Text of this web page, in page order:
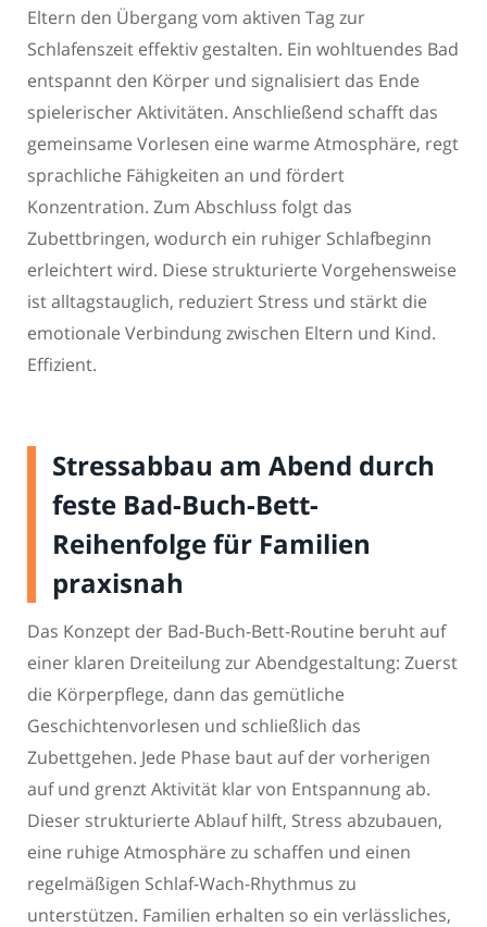
Eltern den Übergang vom aktiven Tag zur
Schlafenszeit effektiv gestalten. Ein wohltuendes Bad
entspannt den Körper und signalisiert das Ende
spielerischer Aktivitäten. Anschließend schafft das
gemeinsame Vorlesen eine warme Atmosphäre, regt
sprachliche Fähigkeiten an und fördert
Konzentration. Zum Abschluss folgt das
Zubettbringen, wodurch ein ruhiger Schlafbeginn
erleichtert wird. Diese strukturierte Vorgehensweise
ist alltagstauglich, reduziert Stress und stärkt die
emotionale Verbindung zwischen Eltern und Kind.
Effizient.
Stressabbau am Abend durch
feste Bad-Buch-Bett-
Reihenfolge für Familien
praxisnah
Das Konzept der Bad-Buch-Bett-Routine beruht auf
einer klaren Dreiteilung zur Abendgestaltung: Zuerst
die Körperpflege, dann das gemütliche
Geschichtenvorlesen und schließlich das
Zubettgehen. Jede Phase baut auf der vorherigen
auf und grenzt Aktivität klar von Entspannung ab.
Dieser strukturierte Ablauf hilft, Stress abzubauen,
eine ruhige Atmosphäre zu schaffen und einen
regelmäßigen Schlaf-Wach-Rhythmus zu
unterstützen. Familien erhalten so ein verlässliches,